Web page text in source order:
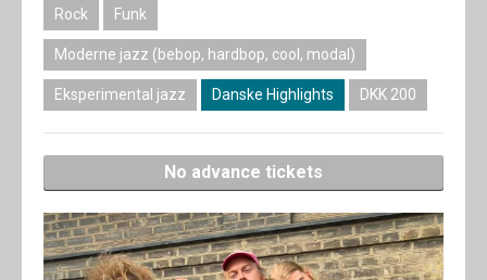
Rock Funk
Moderne jazz (bebop, hardbop, cool, modal)
Eksperimental jazz Danske Highlights DKK 200
No advance tickets